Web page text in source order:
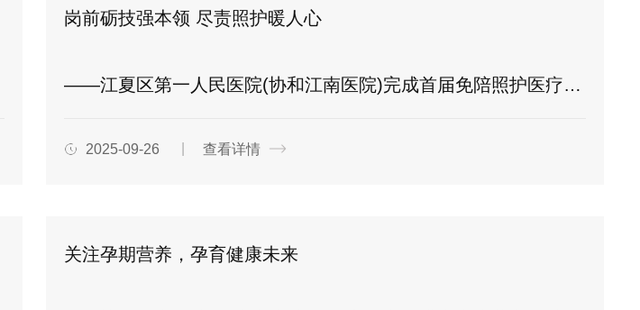
岗前砺技强本领 尽责照护暖人心
——江夏区第一人民医院(协和江南医院)完成首届免陪照护医疗护理员岗前培训
2025-09-26 查看详情
关注孕期营养，孕育健康未来